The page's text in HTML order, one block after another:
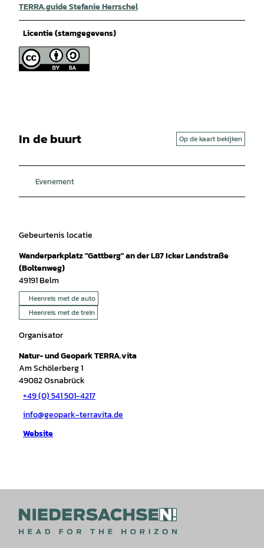
TERRA.guide Stefanie Herrschel
Licentie (stamgegevens)
In de buurt Op de kaart bekijken
Evenement
Gebeurtenis locatie
Wanderparkplatz "Gattberg" an der L87 Icker Landstraße
(Boltenweg)
49191Belm
Heenreis met de auto
Heenreis met de trein
Organisator
Natur- und Geopark TERRA.vita
Am Schölerberg 1
49082Osnabrück
+49 (0) 541 501-4217
info@geopark-terravita.de
Website